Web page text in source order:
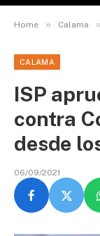
Home » Calama »
CALAMA
ISP
contra
desde
06/09/2021